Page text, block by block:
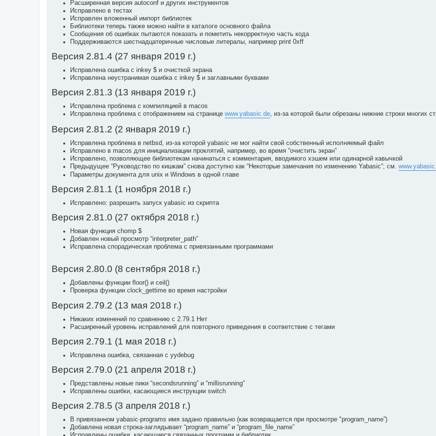
Расширенная версия autoconf и других инструментов
Исправлено в тестах
Исправлен вложенный импорт библиотек
Библиотеки теперь также можно найти в каталоге основного файла
Сообщения об ошибках пытаются показать и пометить некорректную часть кода
Поддерживаются шестнадцатеричные числовые литералы, например print 0xff
Версия 2.81.4 (27 января 2019 г.)
Исправлена ошибка с inkey $ и очисткой экрана
Исправлена неустранимая ошибка с inkey $ и заглавными буквами
Версия 2.81.3 (13 января 2019 г.)
Исправлена проблема с компиляцией в macos
Исправлена проблема с отображением на странице www.yabasic.de, из-за которой были обрезаны нижние строки многих
Версия 2.81.2 (2 января 2019 г.)
Исправлена проблема в netbsd, из-за которой yabasic не мог найти свой собственный исполняемый файл
Исправлено в macos для инициализации проклятий, например, во время “очистить экран”
Исправлено, позволяющее библиотекам начинаться с комментария, вводимого хэшем или одинарной кавычкой
Предыдущее “Руководство по кишкам” снова доступно как “Некоторые замечания по изменению Yabasic”; см.
Параметры документа для unix и Windows в одной главе
Версия 2.81.1 (1 ноября 2018 г.)
Исправлено: разрешить запуск yabasic из скрипта
Версия 2.81.0 (27 октября 2018 г.)
Новая функция chomp $
Добавлен новый просмотр “interpreter_path”
Исправлена спорадическая проблема с привязанными программами
Версия 2.80.0 (8 сентября 2018 г.)
Добавлены функции floor() и ceil()
Проверка функции clock_gettime во время настройки
Версия 2.79.2 (13 мая 2018 г.)
Никаких изменений по сравнению с 2.79.1 Нет
Расширенный уровень исправлений для повторного приведения в соответствие с тегами
Версия 2.79.1 (1 мая 2018 г.)
Исправлена ошибка, связанная с yydebug
Версия 2.79.0 (21 апреля 2018 г.)
Представлены новые пики “secondsrunning” и “millisrunning”
Исправлены ошибки, касающиеся инструкции switch
Версия 2.78.5 (3 апреля 2018 г.)
В привязанном yabasic-programs имя задано правильно (как возвращается при просмотре "program_name”)
Добавлена новая строка-заглядывает “program_name” и “program_file_name”